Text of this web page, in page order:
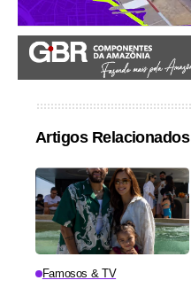
Artigos Relacionados
Famosos & TV